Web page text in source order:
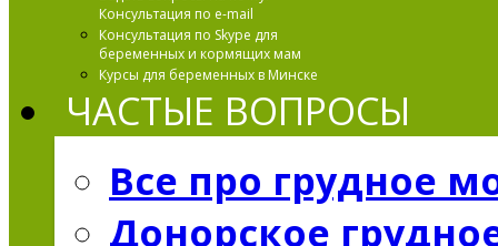
Консультация по e-mail
Консультация по Skype для
беременных и кормящих мам
Курсы для беременных в Минске
ЧАСТЫЕ ВОПРОСЫ
Все про грудное
Донорское